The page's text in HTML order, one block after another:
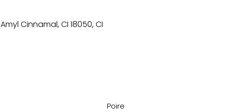
Cinnamal, CI 18050, CI
Poire